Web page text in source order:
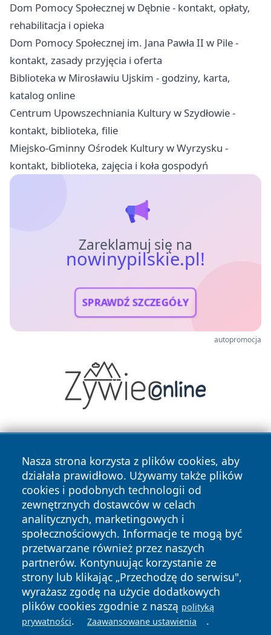
Dom Pomocy Społecznej w Dębnie - kontakt, opłaty,
rehabilitacja i opieka
Dom Pomocy Społecznej im. Jana Pawła II w Pile -
kontakt, zasady przyjęcia i oferta
Biblioteka w Mirosławiu Ujskim - godziny, karta,
katalog online
Centrum Upowszechniania Kultury w Szydłowie -
kontakt, biblioteka, filie
Miejsko-Gminny Ośrodek Kultury w Wyrzysku -
kontakt, biblioteka, zajęcia i koła gospodyń
Zareklamuj się na
nowinypilskie.pl!
SPRAWDŹ SZCZEGÓŁY
autopromocja
Nasza strona korzysta z plików cookies, aby
działała prawidłowo. Używamy także plików
cookies i podobnych technologii od
zewnętrznych dostawców w celach
analitycznych, marketingowych i
społecznościowych. Informacje te mogą być
przetwarzane również przez naszych
partnerów. Kontynuując korzystanie ze
strony lub klikając „Przechodzę do serwisu",
wyrażasz zgodę na użycie dodatkowych
plików cookies zgodnie z naszą polityką
prywatności. Zaawansowane ustawienia .
Copyright © 2026 nowinypilskie.pl Wszystkie prawa
zastrzeżone.
News Autorzy
Polityka
Prywatności
Polityka
Cookies